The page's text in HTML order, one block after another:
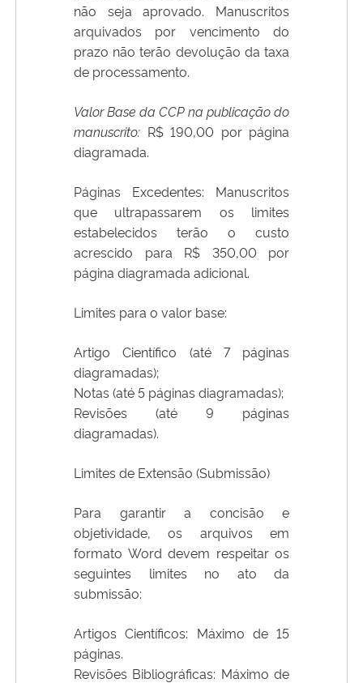
não seja aprovado. Manuscritos
arquivados por vencimento do
prazo não terão devolução da taxa
de processamento.
Valor Base da CCP na publicação do
manuscrito: R$ 190,00 por página
diagramada.
Páginas Excedentes: Manuscritos
que ultrapassarem os limites
estabelecidos terão o custo
acrescido para R$ 350,00 por
página diagramada adicional.
Limites para o valor base:
Artigo Científico (até 7 páginas
diagramadas);
Notas (até 5 páginas diagramadas);
Revisões (até 9 páginas
diagramadas).
Limites de Extensão (Submissão)
Para garantir a concisão e
objetividade, os arquivos em
formato Word devem respeitar os
seguintes limites no ato da
submissão:
Artigos Científicos: Máximo de 15
páginas.
Revisões Bibliográficas: Máximo de